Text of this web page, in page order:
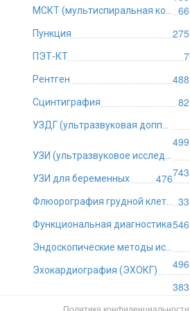
66
Пункция 275
ПЭТ-КТ 7
Рентген 488
Сцинтиграфия 82
499
743
УЗИ для беременных 476
33
Функциональная диагностика546
496
Эхокардиография (ЭХОКГ)
383
Политика конфиденциальности